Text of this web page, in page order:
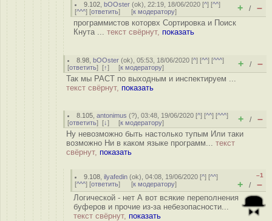
9.102 ,bOOster (ok), 22:19, 18/06/2020 [^] [^^]
[^^^] [ответить] [к модератору] + / –
программистов которвх Сортировка и Поиск
Кнута ... текст свёрнут, показать
8.98 ,bOOster (ok), 05:53, 18/06/2020 [^] [^^] [^^^]
[ответить] [↑] [к модератору] + / –
Так мы РАСТ по выходным и инспектируем ...
текст свёрнут, показать
8.105 ,antonimus (?), 03:48, 19/06/2020 [^] [^^] [^^^]
[ответить] [↓] [к модератору] + / –
Ну невозможно быть настолько тупым Или таки
возможно Ни в каком языке программ... текст
свёрнут, показать
9.108 ,ilyafedin (ok), 04:08, 19/06/2020 [^] [^^]
[^^^] [ответить] [к модератору]
–1
+ / –
Логической - нет А вот всякие переполнения
буферов и прочие из-за небезопасности...
текст свёрнут, показать